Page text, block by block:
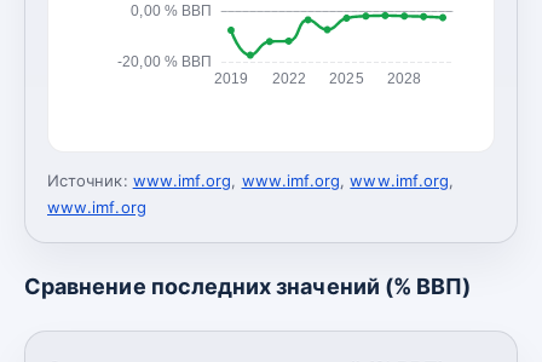
-20,00 % ВВП
0,00 % ВВП
2019 2022 2025 2028
Источник: www.imf.org, www.imf.org,www.imf.org,
www.imf.org
Сравнение последних значений (% ВВП)